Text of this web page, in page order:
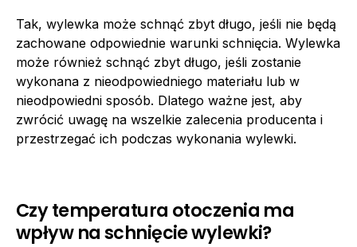
Tak, wylewka może schnąć zbyt długo, jeśli nie będą
zachowane odpowiednie warunki schnięcia. Wylewka
może również schnąć zbyt długo, jeśli zostanie
wykonana z nieodpowiedniego materiału lub w
nieodpowiedni sposób. Dlatego ważne jest, aby
zwrócić uwagę na wszelkie zalecenia producenta i
przestrzegać ich podczas wykonania wylewki.
Czy temperatura otoczenia ma
wpływ na schnięcie wylewki?